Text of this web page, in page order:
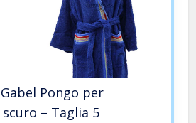
Pongo per
– Taglia 5